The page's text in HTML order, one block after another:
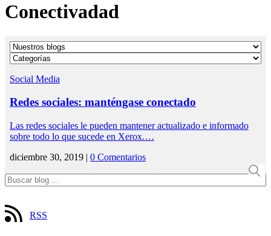
Conectivadad
Social Media
Redes sociales: manténgase conectado
Las redes sociales le pueden mantener actualizado e informado
sobre todo lo que sucede en Xerox.…
diciembre 30, 2019 | 0 Comentarios
RSS